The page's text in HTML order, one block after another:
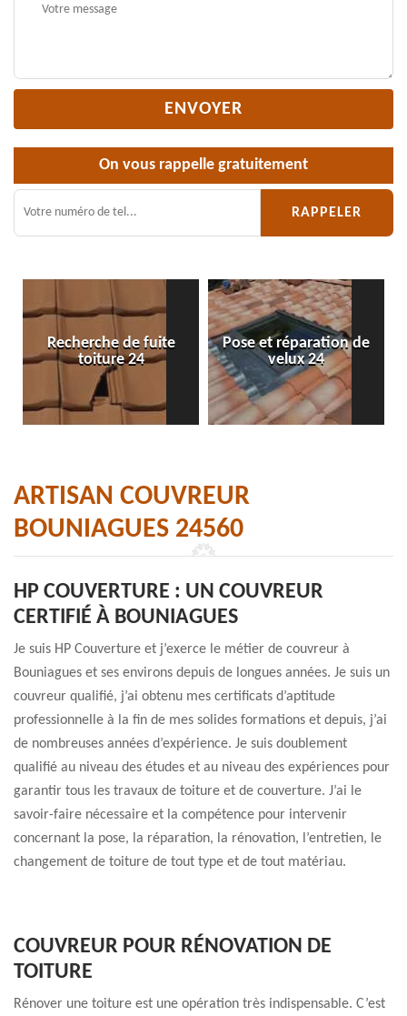
On vous rappelle gratuitement
Recherche de fuite
toiture 24
Pose et réparation de
velux 24
ARTISAN COUVREUR
BOUNIAGUES 24560
HP COUVERTURE : UN COUVREUR
CERTIFIÉ À BOUNIAGUES
Je suis HP Couverture et j’exerce le métier de couvreur à
Bouniagues et ses environs depuis de longues années. Je suis un
couvreur qualifié, j’ai obtenu mes certificats d’aptitude
professionnelle à la fin de mes solides formations et depuis, j’ai
de nombreuses années d’expérience. Je suis doublement
qualifié au niveau des études et au niveau des expériences pour
garantir tous les travaux de toiture et de couverture. J’ai le
savoir-faire nécessaire et la compétence pour intervenir
concernant la pose, la réparation, la rénovation, l’entretien, le
changement de toiture de tout type et de tout matériau.
COUVREUR POUR RÉNOVATION DE
TOITURE
Rénover une toiture est une opération très indispensable. C’est